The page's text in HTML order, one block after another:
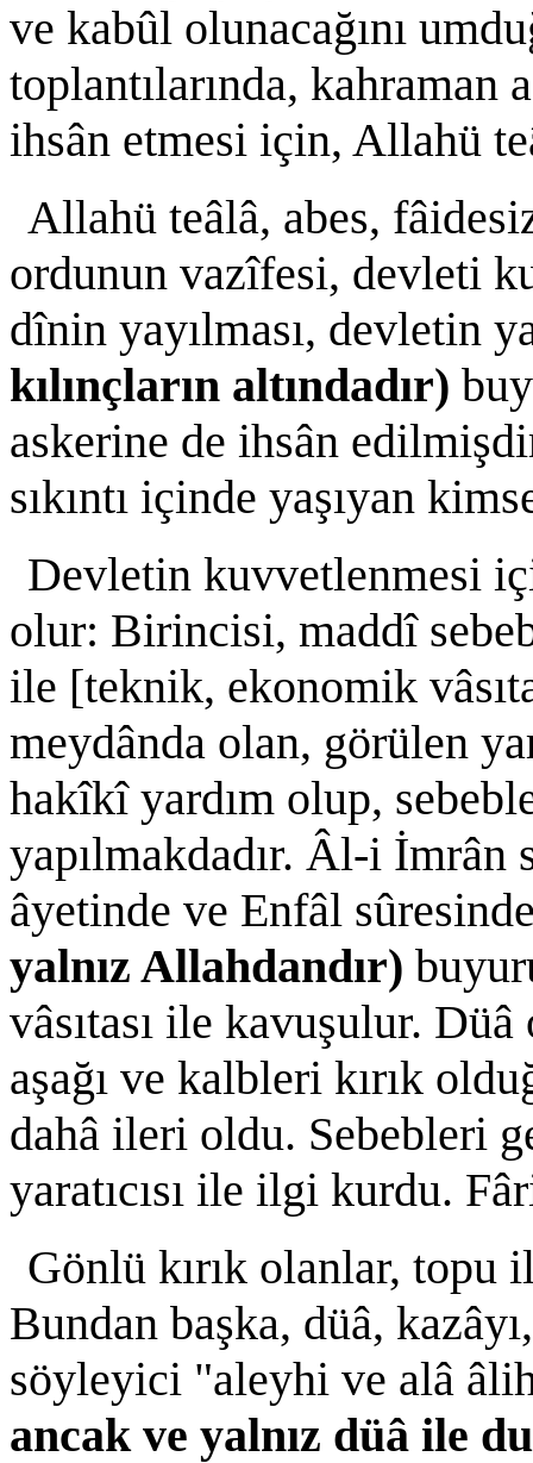
ve kabûl olunacağını
toplantılarında, kahraman
ihsân etmesi için, Allahü
Allahü teâlâ, abes,
ordunun vazîfesi, devleti
dînin yayılması, devletin
kılınçların altındadır)
askerine de ihsân
sıkıntı içinde yaşıyan
Devletin kuvvetlenmesi
olur: Birincisi, maddî
ile [teknik, ekonomik
meydânda olan, görülen
hakîkî yardım olup,
yapılmakdadır. Âl-i İmrân
âyetinde ve Enfâl
yalnız Allahdandır)
vâsıtası ile kavuşulur.
aşağı ve kalbleri kırık
dahâ ileri oldu. Sebebleri
yaratıcısı ile ilgi kurdu.
Gönlü kırık olanlar, topu
Bundan başka, düâ,
söyleyici "aleyhi ve alâ
ancak ve yalnız düâ ile